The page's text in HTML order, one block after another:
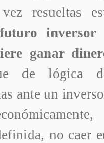
resueltas
inversor
ganar
de lógica
ante un
no caer